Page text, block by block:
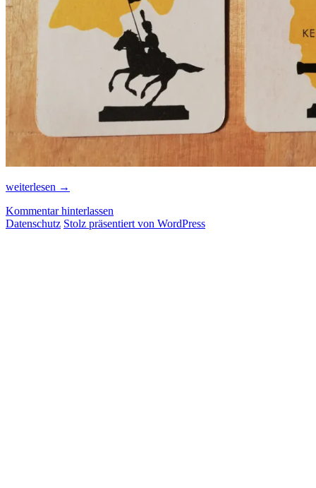
Risiko
Belgisch
Kongo
weiterlesen →
Kommentar hinterlassen
Datenschutz Stolz präsentiert von WordPress